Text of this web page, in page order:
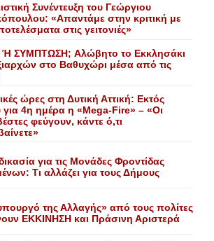
Συνέντευξη του Γεώργιου
«Απαντάμε στην κριτική με
στις γειτονιές»
ΣΥΜΠΤΩΣΗ; Aλώβητο το Eκκλησάκι
στο Bαθυχώρι μέσα από τις
ώρες στη Δυτική Αττική: Εκτός
για 4η ημέρα η «Mega-Fire» – «Οι
φεύγουν, κάντε ό,τι
για τις Mονάδες Φροντίδας
Tι αλλάζει για τους Δήμους
της Αλλαγής» από τους πολίτες
EKKINHΣΗ και Πράσινη Αριστερά